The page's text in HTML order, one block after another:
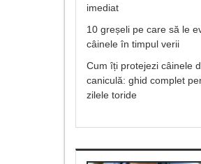
imediat
10 greșeli pe care să le
câinele în timpul verii
Cum îți protejezi câinele
caniculă: ghid complet
zilele toride